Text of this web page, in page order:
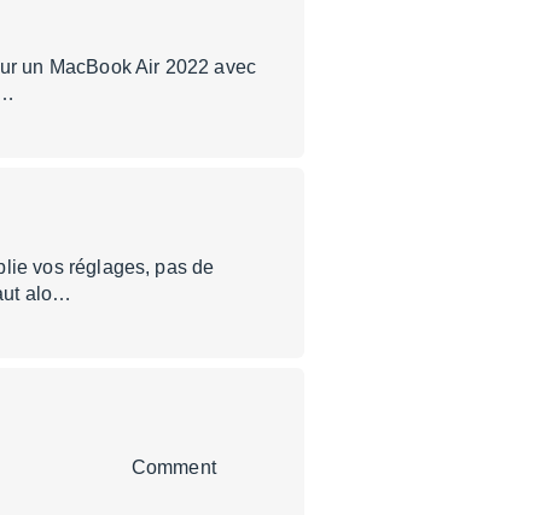
un MacBook Air 2022 avec
vos réglages, pas de
alo…